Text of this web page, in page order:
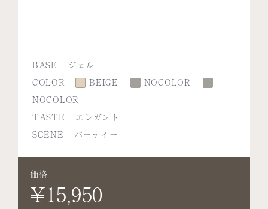
BASE
ジェル
COLOR
BEIGE
NOCOLOR
NOCOLOR
TASTE
エレガント
SCENE
パーティー
価格
¥15,950